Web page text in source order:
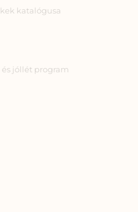
katalógusa
és jóllét program